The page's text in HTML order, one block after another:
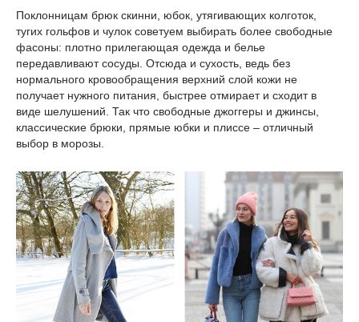
Поклонницам брюк скинни, юбок, утягивающих колготок,
тугих гольфов и чулок советуем выбирать более свободные
фасоны: плотно прилегающая одежда и белье
передавливают сосуды. Отсюда и сухость, ведь без
нормального кровообращения верхний слой кожи не
получает нужного питания, быстрее отмирает и сходит в
виде шелушений. Так что свободные джоггеры и джинсы,
классические брюки, прямые юбки и плиссе – отличный
выбор в морозы.